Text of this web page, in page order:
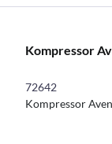
Kompressor
72642
Kompressor